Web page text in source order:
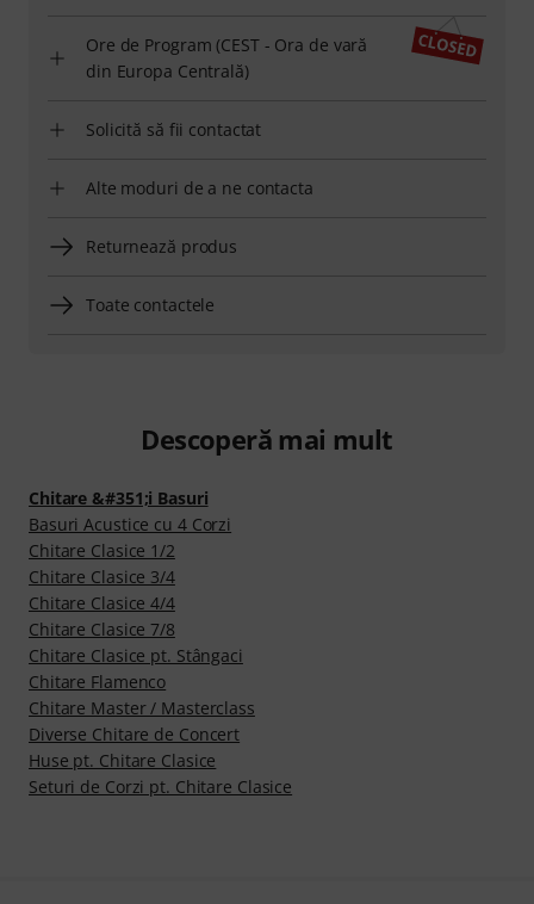
Ore de Program (CEST - Ora de vară
din Europa Centrală)
Solicită să fii contactat
Alte moduri de a ne contacta
Returnează produs
Toate contactele
Descoperă mai mult
Chitare &#351;i Basuri
Basuri Acustice cu 4 Corzi
Chitare Clasice 1/2
Chitare Clasice 3/4
Chitare Clasice 4/4
Chitare Clasice 7/8
Chitare Clasice pt. Stângaci
Chitare Flamenco
Chitare Master / Masterclass
Diverse Chitare de Concert
Huse pt. Chitare Clasice
Seturi de Corzi pt. Chitare Clasice